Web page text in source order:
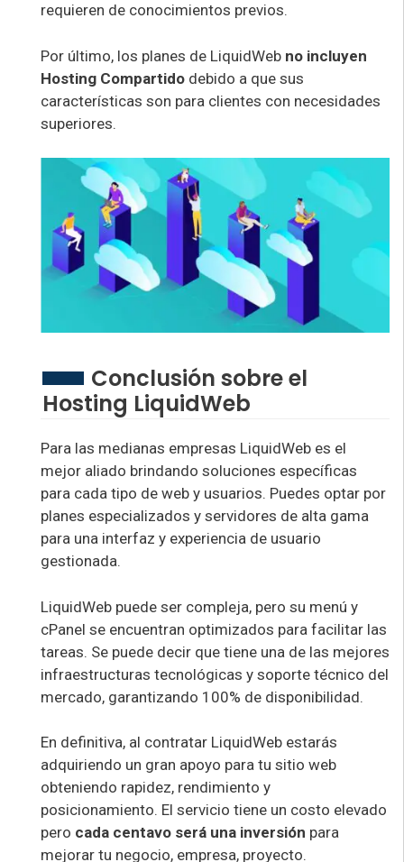
requieren de conocimientos previos.
Por último, los planes de LiquidWeb no incluyen
Hosting Compartido debido a que sus
características son para clientes con necesidades
superiores.
Conclusión sobre el
Hosting LiquidWeb
Para las medianas empresas LiquidWeb es el
mejor aliado brindando soluciones específicas
para cada tipo de web y usuarios. Puedes optar por
planes especializados y servidores de alta gama
para una interfaz y experiencia de usuario
gestionada.
LiquidWeb puede ser compleja, pero su menú y
cPanel se encuentran optimizados para facilitar las
tareas. Se puede decir que tiene una de las mejores
infraestructuras tecnológicas y soporte técnico del
mercado, garantizando 100% de disponibilidad.
En definitiva, al contratar LiquidWeb estarás
adquiriendo un gran apoyo para tu sitio web
obteniendo rapidez, rendimiento y
posicionamiento. El servicio tiene un costo elevado
pero cada centavo será una inversión para
mejorar tu negocio, empresa, proyecto.